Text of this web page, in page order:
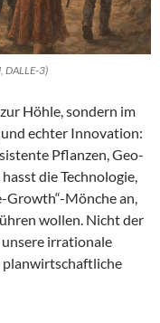
DALLE-3)
Höhle, sondern im
echter Innovation:
Pflanzen, Geo-
die Technologie,
Growth“-Mönche an,
wollen. Nicht der
irrationale
planwirtschaftliche